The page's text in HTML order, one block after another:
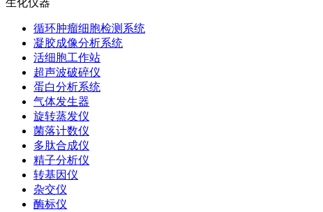
生化仪器
循环肿瘤细胞检测系统
凝胶成像分析系统
活细胞工作站
超声波破碎仪
蛋白分析系统
气体发生器
旋转蒸发仪
菌落计数仪
多肽合成仪
精子分析仪
转基因仪
杂交仪
酶标仪